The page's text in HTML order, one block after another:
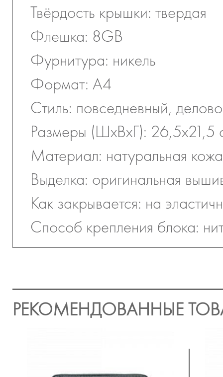
Твёрдость крышки: твердая
Флешка: 8GB
Фурнитура: никель
Формат: А4
Стиль: повседневный,
Размеры (ШхВхГ): 26,5х21,5
Материал: натуральная кожа
Выделка: оригинальная
Как закрывается: на
Способ крепления блока:
РЕКОМЕНДОВАННЫЕ